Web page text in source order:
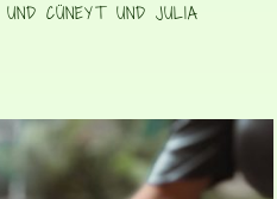
CÜNEYT UND JULIA